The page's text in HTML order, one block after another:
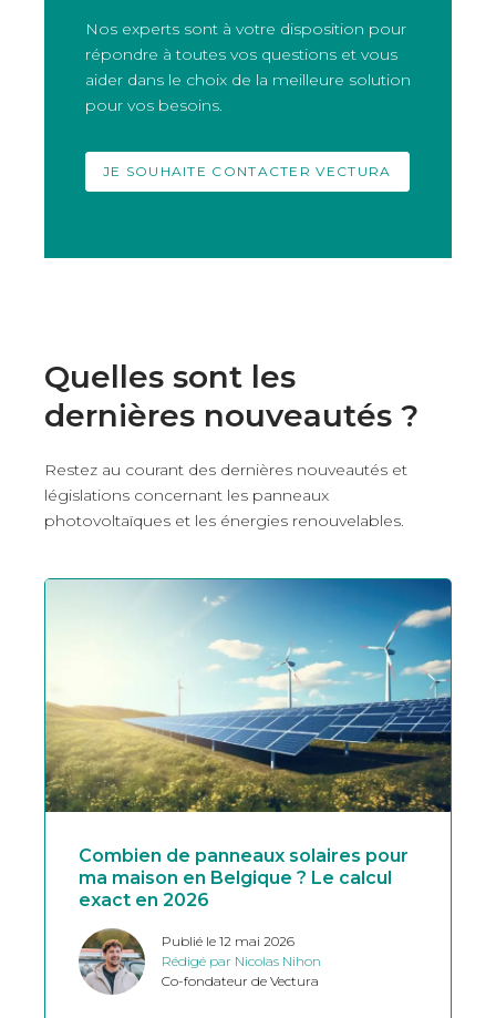
Nos experts sont à votre disposition pour
répondre à toutes vos questions et vous
aider dans le choix de la meilleure solution
pour vos besoins.
JE SOUHAITE CONTACTER VECTURA
Quelles sont les
dernières nouveautés ?
Restez au courant des dernières nouveautés et
législations concernant les panneaux
photovoltaïques et les énergies renouvelables.
Combien de panneaux solaires pour
ma maison en Belgique ? Le calcul
exact en 2026
Publié le 12 mai 2026
Rédigé par Nicolas Nihon
Co-fondateur de Vectura